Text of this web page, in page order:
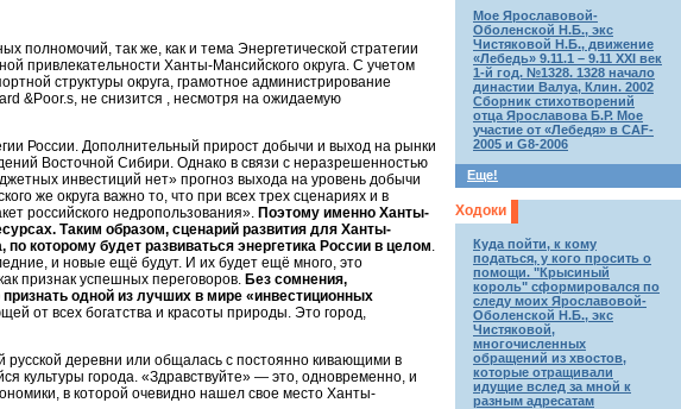
так же, как и тема Энергетической стратегии
привлекательности Ханты-Мансийского округа. С учетом
структуры округа, грамотное администрирование
&Poor.s, не снизится , несмотря на ожидаемую
России. Дополнительный прирост добычи и выход на рынки
Восточной Сибири. Однако в связи с неразрешенностью
инвестиций нет» прогноз выхода на уровень добычи
же округа важно то, что при всех трех сценариях и в
российского недропользования». Поэтому именно Ханты-
Таким образом, сценарий развития для Ханты-
по которому будет развиваться энергетика России в целом.
и новые ещё будут. И их будет ещё много, это
признак успешных переговоров. Без сомнения,
одной из лучших в мире «инвестиционных
от всех богатства и красоты природы. Это город,
русской деревни или общалась с постоянно кивающими в
культуры города. «Здравствуйте» — это, одновременно, и
в которой очевидно нашел свое место Ханты-
Мое Ярославовой-
Оболенской Н.Б., экс
Чистяковой Н.Б., движение
«Лебедь» 9.11.1 – 9.11 XXI век
1-й год. №1328. 1328 начало
династии Валуа, Клин. 2002
Сборник стихотворений
отца Ярославова Б.Р. Мое
участие от «Лебедя» в CAF-
2005 и G8-2006
Еще!
Ходоки
Куда пойти, к кому
податься, у кого просить о
помощи. "Крысиный
король" сформировался по
следу моих Ярославовой-
Оболенской Н.Б., экс
Чистяковой,
многочисленных
обращений из хвостов,
которые отращивали
идущие вслед за мной к
разным адресатам